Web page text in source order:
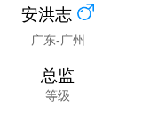
安洪志
广东-广州
总监
等级